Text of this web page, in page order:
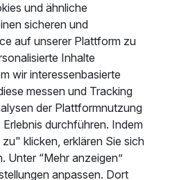
Zeiten, kreative Kompositionen
verschmelzen abends zu 5-
Qualität.
– die findet man im
Weinkellers, der – wie
Johann Breifuss künstlerisch
Resultat ist ein ganz besonderer
Hotels nicht findet.
Spa
und ähnliche
sicheren und
auf unserer Plattform zu
Inhalte
wir interessenbasierte
messen und Tracking
der Plattformnutzung
durchführen. Indem
klicken, erklären Sie sich
Unter “Mehr anzeigen”
anpassen. Dort